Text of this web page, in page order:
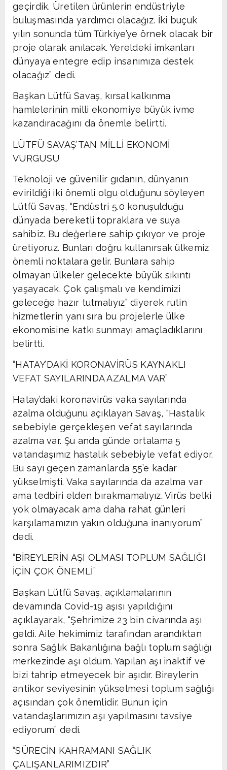
geçirdik. Üretilen ürünlerin endüstriyle
buluşmasında yardımcı olacağız. İki buçuk
yılın sonunda tüm Türkiye’ye örnek olacak bir
proje olarak anılacak. Yereldeki imkanları
dünyaya entegre edip insanımıza destek
olacağız” dedi.
Başkan Lütfü Savaş, kırsal kalkınma
hamlelerinin milli ekonomiye büyük ivme
kazandıracağını da önemle belirtti.
LÜTFÜ SAVAŞ’TAN MİLLİ EKONOMİ
VURGUSU
Teknoloji ve güvenilir gıdanın, dünyanın
evirildiği iki önemli olgu olduğunu söyleyen
Lütfü Savaş, “Endüstri 5.0 konuşulduğu
dünyada bereketli topraklara ve suya
sahibiz. Bu değerlere sahip çıkıyor ve proje
üretiyoruz. Bunları doğru kullanırsak ülkemiz
önemli noktalara gelir. Bunlara sahip
olmayan ülkeler gelecekte büyük sıkıntı
yaşayacak. Çok çalışmalı ve kendimizi
geleceğe hazır tutmalıyız” diyerek rutin
hizmetlerin yanı sıra bu projelerle ülke
ekonomisine katkı sunmayı amaçladıklarını
belirtti.
“HATAY’DAKİ KORONAVİRÜS KAYNAKLI
VEFAT SAYILARINDA AZALMA VAR”
Hatay’daki koronavirüs vaka sayılarında
azalma olduğunu açıklayan Savaş, “Hastalık
sebebiyle gerçekleşen vefat sayılarında
azalma var. Şu anda günde ortalama 5
vatandaşımız hastalık sebebiyle vefat ediyor.
Bu sayı geçen zamanlarda 55’e kadar
yükselmişti. Vaka sayılarında da azalma var
ama tedbiri elden bırakmamalıyız. Virüs belki
yok olmayacak ama daha rahat günleri
karşılamamızın yakın olduğuna inanıyorum”
dedi.
“BİREYLERİN AŞI OLMASI TOPLUM SAĞLIĞI
İÇİN ÇOK ÖNEMLİ”
Başkan Lütfü Savaş, açıklamalarının
devamında Covid-19 aşısı yapıldığını
açıklayarak, “Şehrimize 23 bin civarında aşı
geldi. Aile hekimimiz tarafından arandıktan
sonra Sağlık Bakanlığına bağlı toplum sağlığı
merkezinde aşı oldum. Yapılan aşı inaktif ve
bizi tahrip etmeyecek bir aşıdır. Bireylerin
antikor seviyesinin yükselmesi toplum sağlığı
açısından çok önemlidir. Bunun için
vatandaşlarımızın aşı yapılmasını tavsiye
ediyorum” dedi.
“SÜRECİN KAHRAMANI SAĞLIK
ÇALIŞANLARIMIZDIR”